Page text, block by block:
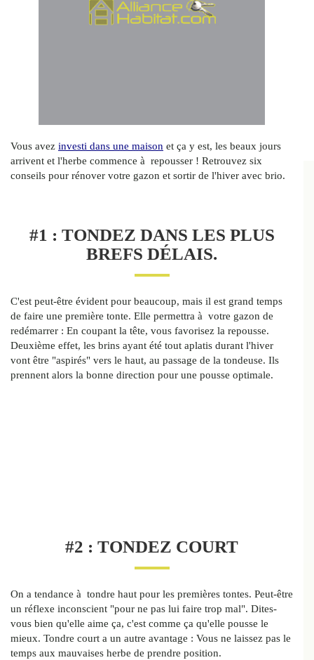
Vous avez investi dans une maison et ça y est, les beaux jours
arrivent et l'herbe commence à repousser ! Retrouvez six
conseils pour rénover votre gazon et sortir de l'hiver avec brio.
#1 : TONDEZ DANS LES PLUS
BREFS DÉLAIS.
C'est peut-être évident pour beaucoup, mais il est grand temps
de faire une première tonte. Elle permettra à votre gazon de
redémarrer : En coupant la tête, vous favorisez la repousse.
Deuxième effet, les brins ayant été tout aplatis durant l'hiver
vont être "aspirés" vers le haut, au passage de la tondeuse. Ils
prennent alors la bonne direction pour une pousse optimale.
#2 : TONDEZ COURT
On a tendance à tondre haut pour les premières tontes. Peut-être
un réflexe inconscient "pour ne pas lui faire trop mal". Dites-
vous bien qu'elle aime ça, c'est comme ça qu'elle pousse le
mieux. Tondre court a un autre avantage : Vous ne laissez pas le
temps aux mauvaises herbe de prendre position.